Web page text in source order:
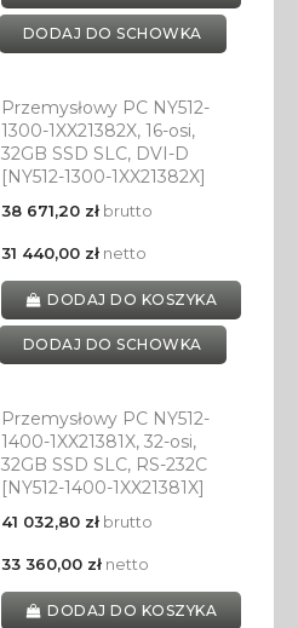
DODAJ DO SCHOWKA
Przemysłowy PC NY512-
1300-1XX21382X, 16-osi,
32GB SSD SLC, DVI-D
[NY512-1300-1XX21382X]
38 671,20 złbrutto
31 440,00 złnetto
DODAJ DO KOSZYKA
DODAJ DO SCHOWKA
Przemysłowy PC NY512-
1400-1XX21381X, 32-osi,
32GB SSD SLC, RS-232C
[NY512-1400-1XX21381X]
41 032,80 złbrutto
33 360,00 złnetto
DODAJ DO KOSZYKA